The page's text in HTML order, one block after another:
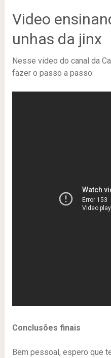
Video
unhas da jinx
Nesse video do canal da
fazer o passo a passo:
Conclusões finais
Bem pessoal, espero que